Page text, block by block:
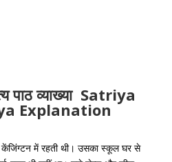
पाठ व्याख्या Satriya
Explanation
में रहती थी। उसका स्कूल घर से